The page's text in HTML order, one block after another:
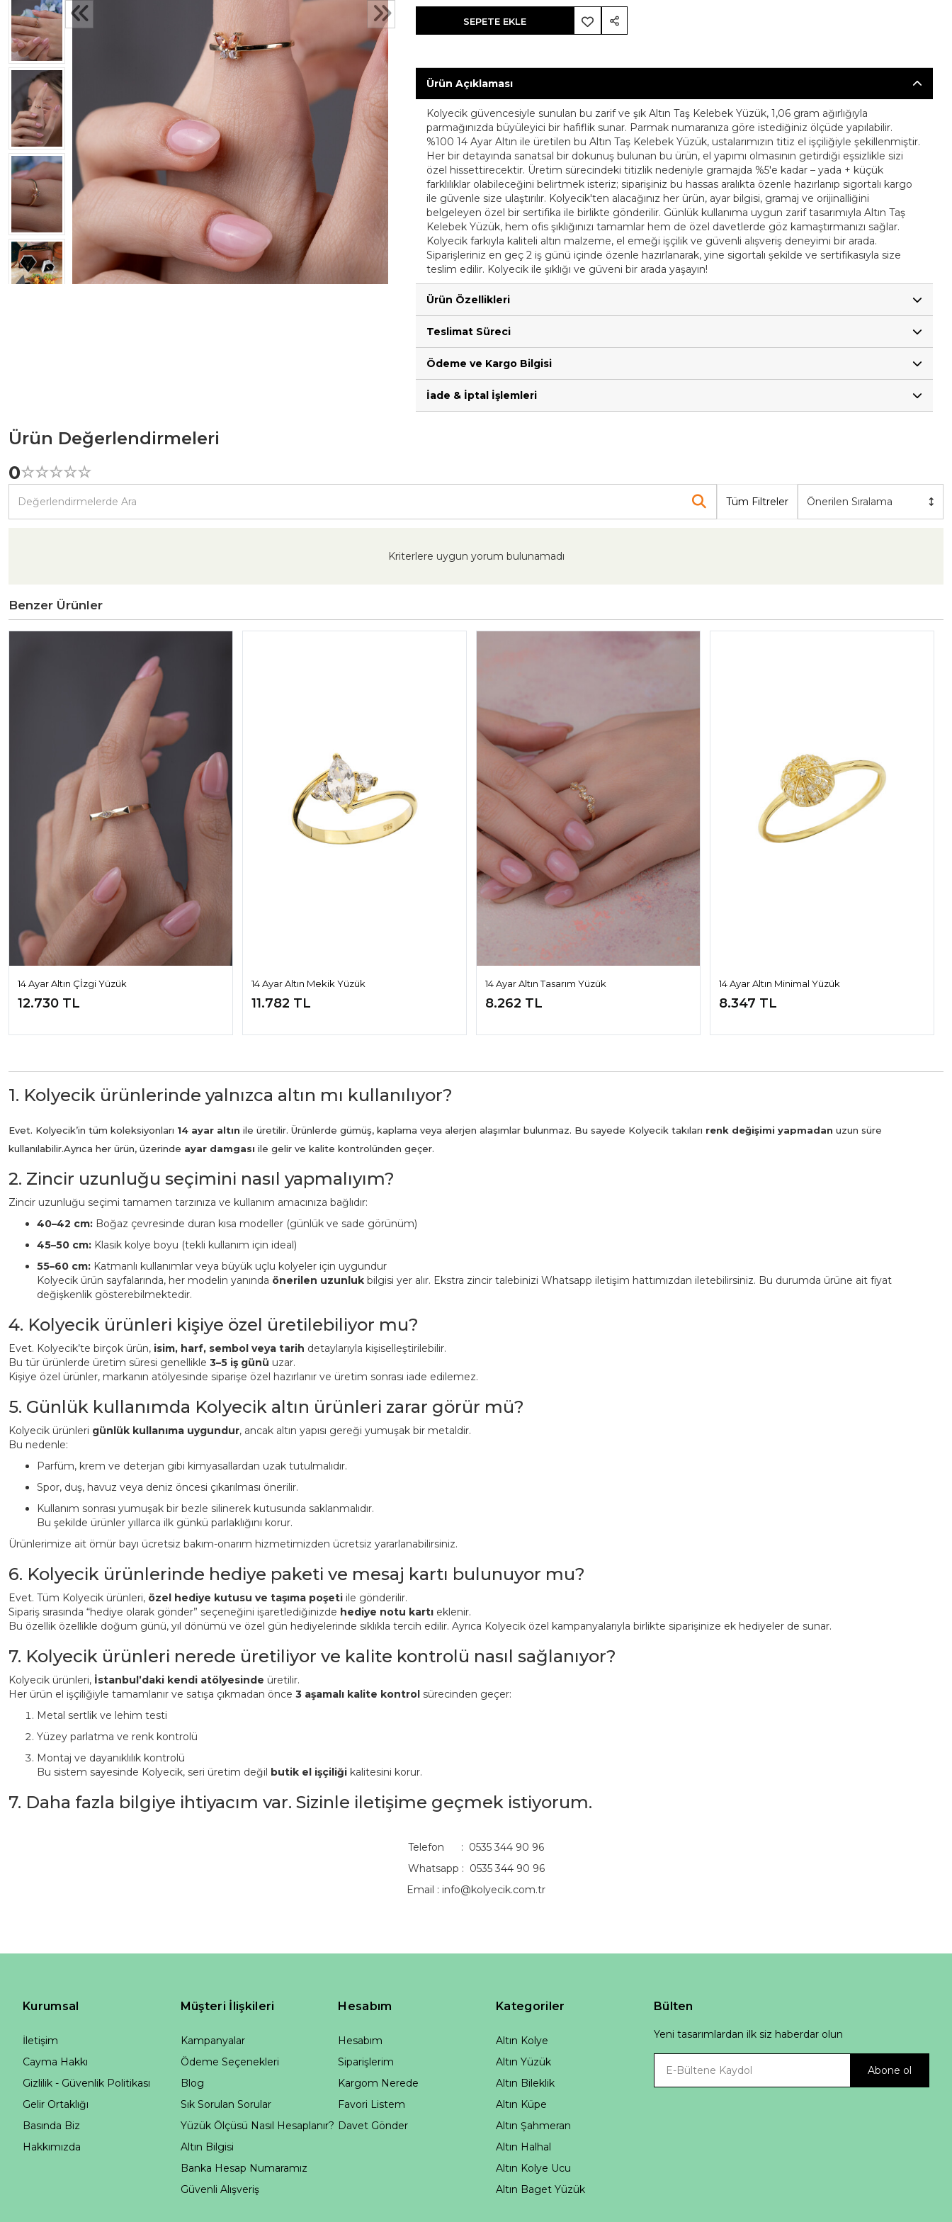
SEPETE EKLE
Ürün Açıklaması
Kolyecik güvencesiyle sunulan bu zarif ve şık Altın Taş Kelebek Yüzük, 1,06 gram ağırlığıyla
parmağınızda büyüleyici bir hafiflik sunar. Parmak numaranıza göre istediğiniz ölçüde yapılabilir.
%100 14 Ayar Altın ile üretilen bu Altın Taş Kelebek Yüzük, ustalarımızın titiz el işçiliğiyle şekillenmiştir.
Her bir detayında sanatsal bir dokunuş bulunan bu ürün, el yapımı olmasının getirdiği eşsizlikle sizi
özel hissettirecektir. Üretim sürecindeki titizlik nedeniyle gramajda %5'e kadar – yada + küçük
farklılıklar olabileceğini belirtmek isteriz; siparişiniz bu hassas aralıkta özenle hazırlanıp sigortalı kargo
ile güvenle size ulaştırılır. Kolyecik'ten alacağınız her ürün, ayar bilgisi, gramaj ve orijinalliğini
belgeleyen özel bir sertifika ile birlikte gönderilir. Günlük kullanıma uygun zarif tasarımıyla Altın Taş
Kelebek Yüzük, hem ofis şıklığınızı tamamlar hem de özel davetlerde göz kamaştırmanızı sağlar.
Kolyecik farkıyla kaliteli altın malzeme, el emeği işçilik ve güvenli alışveriş deneyimi bir arada.
Siparişleriniz en geç 2 iş günü içinde özenle hazırlanarak, yine sigortalı şekilde ve sertifikasıyla size
teslim edilir. Kolyecik ile şıklığı ve güveni bir arada yaşayın!
Ürün Özellikleri
Teslimat Süreci
Ödeme ve Kargo Bilgisi
İade & İptal İşlemleri
Ürün Değerlendirmeleri
0☆☆☆☆☆
★★★★★
Tüm Filtreler Önerilen Sıralama
Kriterlere uygun yorum bulunamadı
Benzer Ürünler
14 Ayar Altın Çİzgi Yüzük
12.730 TL
14 Ayar Altın Mekik Yüzük
11.782 TL
14 Ayar Altın Tasarım Yüzük
8.262 TL
14 Ayar Altın Minimal Yüzük
8.347 TL
1. Kolyecik ürünlerinde yalnızca altın mı kullanılıyor?
Evet. Kolyecik’in tüm koleksiyonları 14 ayar altın ile üretilir. Ürünlerde gümüş, kaplama veya alerjen alaşımlar bulunmaz. Bu sayede Kolyecik takıları renk değişimi yapmadan uzun süre
kullanılabilir.Ayrıca her ürün, üzerinde ayar damgası ile gelir ve kalite kontrolünden geçer.
2. Zincir uzunluğu seçimini nasıl yapmalıyım?
Zincir uzunluğu seçimi tamamen tarzınıza ve kullanım amacınıza bağlıdır:
40–42 cm: Boğaz çevresinde duran kısa modeller (günlük ve sade görünüm)
45–50 cm: Klasik kolye boyu (tekli kullanım için ideal)
55–60 cm: Katmanlı kullanımlar veya büyük uçlu kolyeler için uygundur
Kolyecik ürün sayfalarında, her modelin yanında önerilen uzunluk bilgisi yer alır. Ekstra zincir talebinizi Whatsapp iletişim hattımızdan iletebilirsiniz. Bu durumda ürüne ait fiyat
değişkenlik gösterebilmektedir.
4. Kolyecik ürünleri kişiye özel üretilebiliyor mu?
Evet. Kolyecik’te birçok ürün, isim, harf, sembol veya tarih detaylarıyla kişiselleştirilebilir.
Bu tür ürünlerde üretim süresi genellikle 3–5 iş günü uzar.
Kişiye özel ürünler, markanın atölyesinde siparişe özel hazırlanır ve üretim sonrası iade edilemez.
5. Günlük kullanımda Kolyecik altın ürünleri zarar görür mü?
Kolyecik ürünleri günlük kullanıma uygundur, ancak altın yapısı gereği yumuşak bir metaldir.
Bu nedenle:
Parfüm, krem ve deterjan gibi kimyasallardan uzak tutulmalıdır.
Spor, duş, havuz veya deniz öncesi çıkarılması önerilir.
Kullanım sonrası yumuşak bir bezle silinerek kutusunda saklanmalıdır.
Bu şekilde ürünler yıllarca ilk günkü parlaklığını korur.
Ürünlerimize ait ömür bayı ücretsiz bakım-onarım hizmetimizden ücretsiz yararlanabilirsiniz.
6. Kolyecik ürünlerinde hediye paketi ve mesaj kartı bulunuyor mu?
Evet. Tüm Kolyecik ürünleri, özel hediye kutusu ve taşıma poşeti ile gönderilir.
Sipariş sırasında “hediye olarak gönder” seçeneğini işaretlediğinizde hediye notu kartı eklenir.
Bu özellik özellikle doğum günü, yıl dönümü ve özel gün hediyelerinde sıklıkla tercih edilir. Ayrıca Kolyecik özel kampanyalarıyla birlikte siparişinize ek hediyeler de sunar.
7. Kolyecik ürünleri nerede üretiliyor ve kalite kontrolü nasıl sağlanıyor?
Kolyecik ürünleri, İstanbul’daki kendi atölyesinde üretilir.
Her ürün el işçiliğiyle tamamlanır ve satışa çıkmadan önce 3 aşamalı kalite kontrol sürecinden geçer:
Metal sertlik ve lehim testi
Yüzey parlatma ve renk kontrolü
Montaj ve dayanıklılık kontrolü
Bu sistem sayesinde Kolyecik, seri üretim değil butik el işçiliği kalitesini korur.
7. Daha fazla bilgiye ihtiyacım var. Sizinle iletişime geçmek istiyorum.
Telefon : 0535 344 90 96
Whatsapp : 0535 344 90 96
Email : info@kolyecik.com.tr
Kurumsal
İletişim
Cayma Hakkı
Gizlilik - Güvenlik Politikası
Gelir Ortaklığı
Basında Biz
Hakkımızda
Müşteri İlişkileri
Kampanyalar
Ödeme Seçenekleri
Blog
Sık Sorulan Sorular
Yüzük Ölçüsü Nasıl Hesaplanır?
Altın Bilgisi
Banka Hesap Numaramız
Güvenli Alışveriş
Hesabım
Hesabım
Siparişlerim
Kargom Nerede
Favori Listem
Davet Gönder
Kategoriler
Altın Kolye
Altın Yüzük
Altın Bileklik
Altın Küpe
Altın Şahmeran
Altın Halhal
Altın Kolye Ucu
Altın Baget Yüzük
Bülten
Yeni tasarımlardan ilk siz haberdar olun
Abone ol